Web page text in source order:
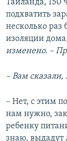
Таиланда, 150
подхватить
несколько
изоляции
изменено. –
– Вам сказали,
– Нет, с этим
нам нужно,
ребенку
знаю, выдадут